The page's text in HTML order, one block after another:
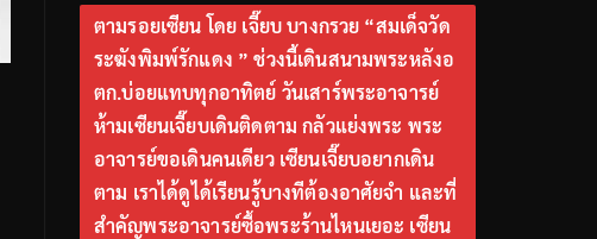
ตามรอยเซียน โดย เจี๊ยบ บางกรวย “สมเด็จวัด
ระฆังพิมพ์รักแดง ” ช่วงนี้เดินสนามพระหลังอ
ตก.บ่อยแทบทุกอาทิตย์ วันเสาร์พระอาจารย์
ห้ามเซียนเจี๊ยบเดินติดตาม กลัวแย่งพระ พระ
อาจารย์ขอเดินคนเดียว เซียนเจี๊ยบอยากเดิน
ตาม เราได้ดูได้เรียนรู้บางทีต้องอาศัยจำ และที่
สำคัญพระอาจารย์ซื้อพระร้านไหนเยอะ เซียน